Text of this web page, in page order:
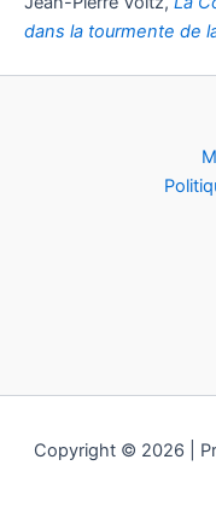
dans la tourmente de
Copyright © 2026 |